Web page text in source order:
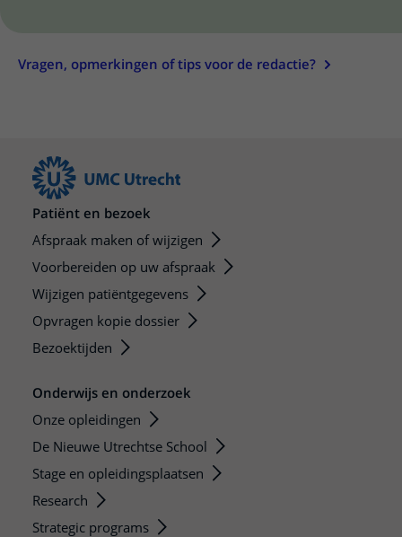
Vragen, opmerkingen of tips voor de redactie?
Patiënt en bezoek
Afspraak maken of wijzigen
Voorbereiden op uw afspraak
Wijzigen patiëntgegevens
Opvragen kopie dossier
Bezoektijden
Onderwijs en onderzoek
Onze opleidingen
De Nieuwe Utrechtse School
Stage en opleidingsplaatsen
Research
Strategic programs